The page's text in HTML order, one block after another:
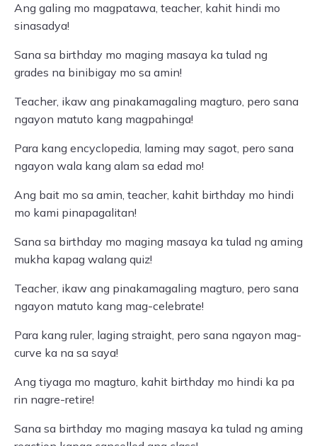
Ang galing mo magpatawa, teacher, kahit hindi mo
sinasadya!
Sana sa birthday mo maging masaya ka tulad ng
grades na binibigay mo sa amin!
Teacher, ikaw ang pinakamagaling magturo, pero sana
ngayon matuto kang magpahinga!
Para kang encyclopedia, laming may sagot, pero sana
ngayon wala kang alam sa edad mo!
Ang bait mo sa amin, teacher, kahit birthday mo hindi
mo kami pinapagalitan!
Sana sa birthday mo maging masaya ka tulad ng aming
mukha kapag walang quiz!
Teacher, ikaw ang pinakamagaling magturo, pero sana
ngayon matuto kang mag-celebrate!
Para kang ruler, laging straight, pero sana ngayon mag-
curve ka na sa saya!
Ang tiyaga mo magturo, kahit birthday mo hindi ka pa
rin nagre-retire!
Sana sa birthday mo maging masaya ka tulad ng aming